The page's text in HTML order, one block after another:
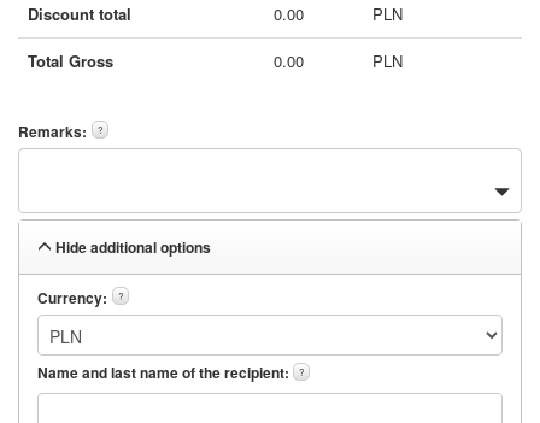
Discount total 0.00 PLN
Total Gross 0.00 PLN
Remarks: ?
Hide additional options
Currency: ?
Name and last name of the recipient: ?